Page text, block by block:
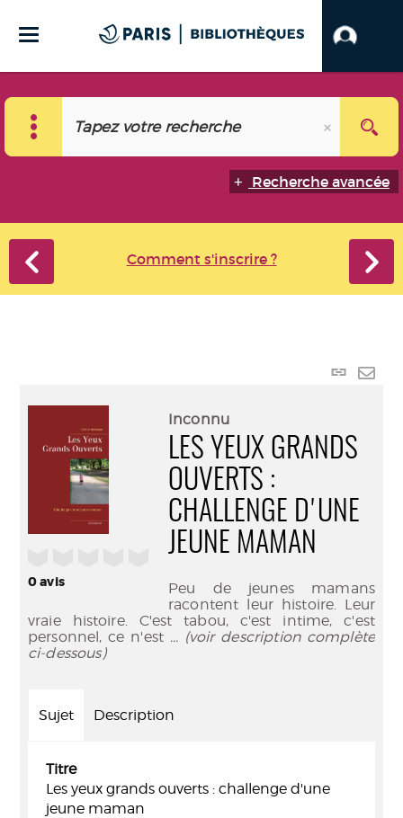
Recherche avancée
Comment s'inscrire ?
Lien
0avis
Inconnu
LES YEUX GRANDS
OUVERTS :
CHALLENGE D'UNE
JEUNE MAMAN
Peu de jeunes mamans
racontent leur histoire. Leur
vraie histoire. C'est tabou, c'est intime, c'est
personnel, ce n'est ... (voir description complète
ci-dessous)
Sujet Description
Titre
Les yeux grands ouverts : challenge d'une
jeune maman